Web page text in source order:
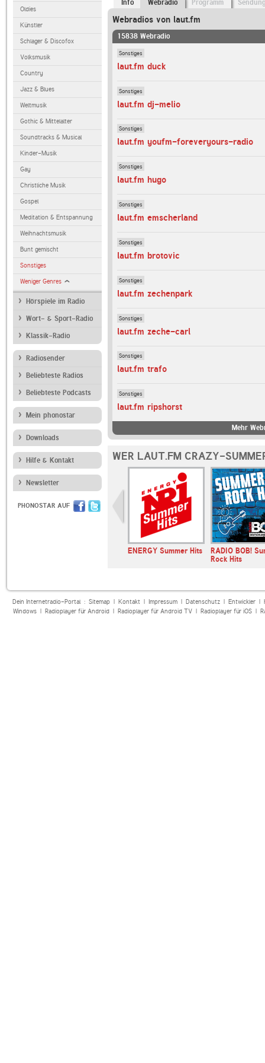
Oldies
Künstler
Schlager & Discofox
Volksmusik
Country
Jazz & Blues
Weltmusik
Gothic & Mittelalter
Soundtracks & Musical
Kinder-Musik
Gay
Christliche Musik
Gospel
Meditation & Entspannung
Weihnachtsmusik
Bunt gemischt
Sonstiges
Weniger Genres
Hörspiele im Radio
Wort- & Sport-Radio
Klassik-Radio
Radiosender
Beliebteste Radios
Beliebteste Podcasts
Mein phonostar
Downloads
Hilfe & Kontakt
Newsletter
PHONOSTAR AUF
Info Webradio Programm
Webradios von laut.fm
15838 Webradio
Sonstiges
laut.fm duck
Sonstiges
laut.fm dj-melio
Sonstiges
laut.fm youfm-foreveryours-radio
Sonstiges
laut.fm hugo
Sonstiges
laut.fm emscherland
Sonstiges
laut.fm brotovic
Sonstiges
laut.fm zechenpark
Sonstiges
laut.fm zeche-carl
Sonstiges
laut.fm trafo
Sonstiges
laut.fm ripshorst
Mehr
WER LAUT.FM CRAZY-
ENERGY Summer Hits
RADIO BOB!
Rock Hits
Dein Internetradio-Portal : Sitemap| Kontakt| Impressum| Datenschutz| Entwickler|
Windows| Radioplayer für Android| Radioplayer für Android TV| Radioplayer für iOS|